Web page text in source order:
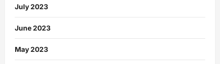
July 2023
June 2023
May 2023